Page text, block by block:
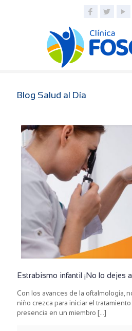
Blog Salud al Día
Estrabismo infantil ¡No lo dejes
Con los avances de la oftalmología,
niño crezca para iniciar el
presencia en un miembro […]